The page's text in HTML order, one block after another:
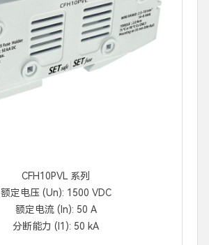
CFH10PVL 系列
额定电压 (Un): 1500 VDC
额定电流 (In): 50 A
分断能力 (I1): 50 kA